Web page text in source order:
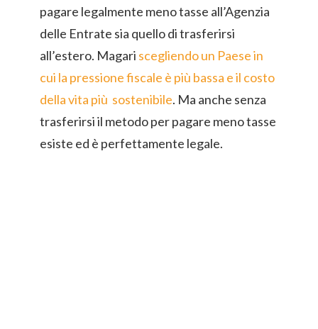
pagare legalmente meno tasse all’Agenzia
delle Entrate sia quello di trasferirsi
all’estero. Magari scegliendo un Paese in
cui la pressione fiscale è più bassa e il costo
della vita più sostenibile. Ma anche senza
trasferirsi il metodo per pagare meno tasse
esiste ed è perfettamente legale.